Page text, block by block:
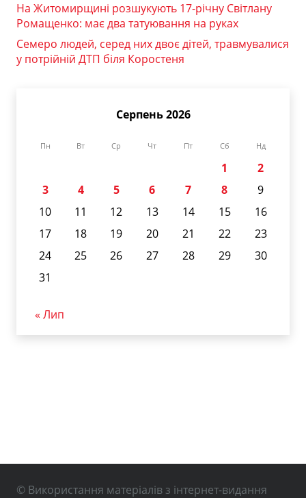
На Житомирщині розшукують 17-річну Світлану
Ромащенко: має два татуювання на руках
Семеро людей, серед них двоє дітей, травмувалися
у потрійній ДТП біля Коростеня
Серпень 2026
Пн Вт Ср Чт Пт Сб Нд
1
2
3
4 5 6 7 8
9
10
11 12 13 14 15
16
17
18 19 20 21 22
23
24
25 26 27 28 29
30
31
« Лип
© Використання матеріалів з інтернет-видання